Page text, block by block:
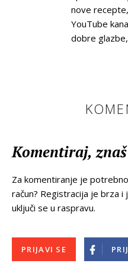
nove
YouTube
dobre
Komentiraj,
Za komentiranje je
račun? Registracija je brza
uključi se u raspravu.
PRIJAVI SE